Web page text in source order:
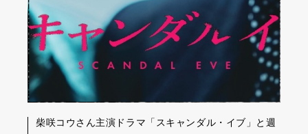
柴咲コウさん主演ドラマ「スキャンダル・イブ」と週